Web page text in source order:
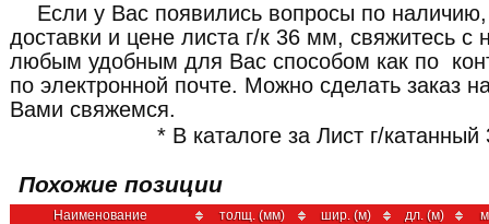
Если у Вас появились вопросы по
доставки и цене листа г/к 36 мм, свяжитесь
любым удобным для Вас способом как по
по электронной почте. Можно сделать заказ
Вами свяжемся.
* В каталоге за Лист г/
Похожие позиции
Наименование толщ. (мм) шир. (м) дл. (м)